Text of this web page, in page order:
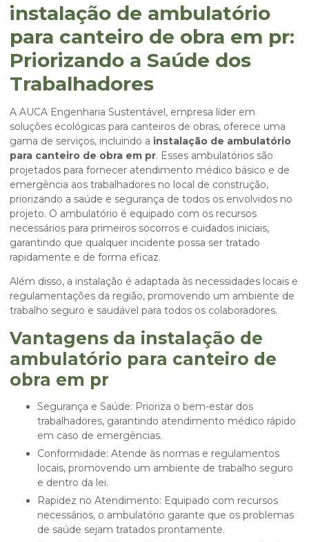
instalação de ambulatório
para canteiro de obra em pr:
Priorizando a Saúde dos
Trabalhadores
A AUCA Engenharia Sustentável, empresa líder em
soluções ecológicas para canteiros de obras, oferece uma
gama de serviços, incluindo a instalação de ambulatório
para canteiro de obra em pr. Esses ambulatórios são
projetados para fornecer atendimento médico básico e de
emergência aos trabalhadores no local de construção,
priorizando a saúde e segurança de todos os envolvidos no
projeto. O ambulatório é equipado com os recursos
necessários para primeiros socorros e cuidados iniciais,
garantindo que qualquer incidente possa ser tratado
rapidamente e de forma eficaz.
Além disso, a instalação é adaptada às necessidades locais e
regulamentações da região, promovendo um ambiente de
trabalho seguro e saudável para todos os colaboradores.
Vantagens da instalação de
ambulatório para canteiro de
obra em pr
Segurança e Saúde: Prioriza o bem-estar dos
trabalhadores, garantindo atendimento médico rápido
em caso de emergências.
Conformidade: Atende às normas e regulamentos
locais, promovendo um ambiente de trabalho seguro
e dentro da lei.
Rapidez no Atendimento: Equipado com recursos
necessários, o ambulatório garante que os problemas
de saúde sejam tratados prontamente.